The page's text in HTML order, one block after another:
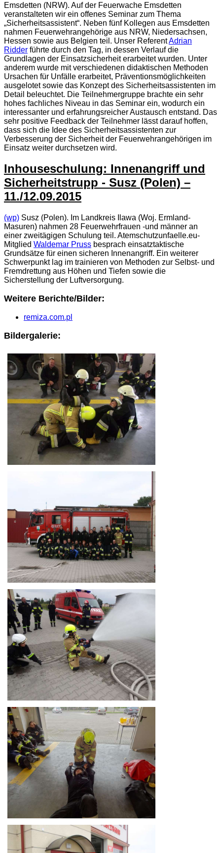
Emsdetten (NRW). Auf der Feuerwache Emsdetten
veranstalteten wir ein offenes Seminar zum Thema
„Sicherheitsassistent“. Neben fünf Kollegen aus Emsdetten
nahmen Feuerwehrangehörige aus NRW, Niedersachsen,
Hessen sowie aus Belgien teil. Unser ReferentAdrian
Ridder führte durch den Tag, in dessen Verlauf die
Grundlagen der Einsatzsicherheit erarbeitet wurden. Unter
anderem wurde mit verschiedenen didaktischen Methoden
Ursachen für Unfälle erarbeitet, Präventionsmöglichkeiten
ausgelotet sowie das Konzept des Sicherheitsassistenten im
Detail beleuchtet. Die Teilnehmergruppe brachte ein sehr
hohes fachliches Niveau in das Seminar ein, wodurch ein
interessanter und erfahrungsreicher Austausch entstand. Das
sehr positive Feedback der Teilnehmer lässt darauf hoffen,
dass sich die Idee des Sicherheitsassistenten zur
Verbesserung der Sicherheit der Feuerwehrangehörigen im
Einsatz weiter durchsetzen wird.
Inhouseschulung: Innenangriff und
Sicherheitstrupp - Susz (Polen) –
11./12.09.2015
(wp) Susz (Polen). Im Landkreis Ilawa (Woj. Ermland-
Masuren) nahmen 28 Feuerwehrfrauen -und männer an
einer zweitägigen Schulung teil. Atemschutzunfaelle.eu-
Mitglied Waldemar Pruss besprach einsatztaktische
Grundsätze für einen sicheren Innenangriff. Ein weiterer
Schwerpunkt lag im trainieren von Methoden zur Selbst- und
Fremdrettung aus Höhen und Tiefen sowie die
Sicherstellung der Luftversorgung.
Weitere Berichte/Bilder:
remiza.com.pl
Bildergalerie: